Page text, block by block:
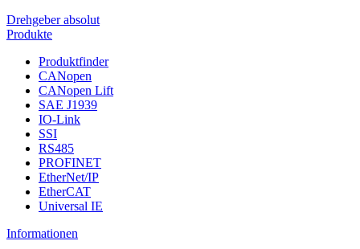
Drehgeber absolut
Produkte
Produktfinder
CANopen
CANopen Lift
SAE J1939
IO-Link
SSI
RS485
PROFINET
EtherNet/IP
EtherCAT
Universal IE
Informationen